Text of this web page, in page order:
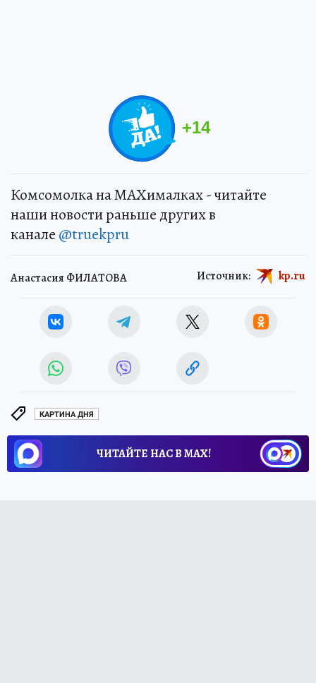
+14
Комсомолка на MAXималках - читайте
наши новости раньше других в
канале @truekpru
Анастасия ФИЛАТОВА Источник: kp.ru
КАРТИНА ДНЯ
ЧИТАЙТЕ НАС В МАХ!